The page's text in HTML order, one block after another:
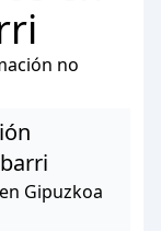
no
Gipuzkoa